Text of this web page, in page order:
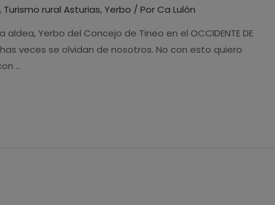
, Turismo rural Asturias,Yerbo / Por Ca Lulón
Yerbo del Concejo de Tineo en el OCCIDENTE DE
veces se olvidan de nosotros. No con esto quiero
…